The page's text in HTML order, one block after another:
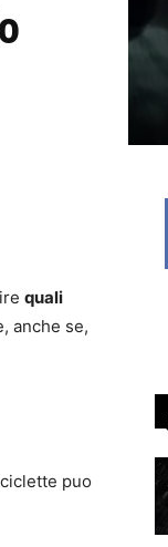
quali
anche se,
puo